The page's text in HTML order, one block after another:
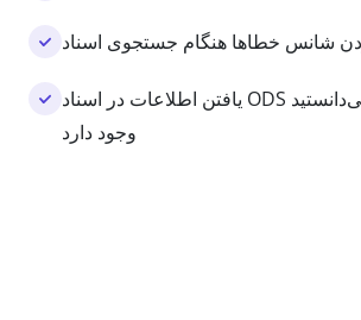
یافتن اطلاعات در اسناد ODS شما که حتی نمی‌دانستید
وجود دارد